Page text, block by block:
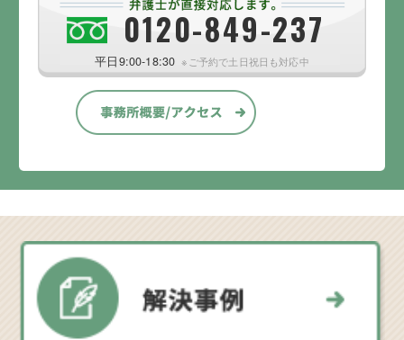
0120-849-237
平日9:00-18:30 ※ご予約で土日祝日も対応中